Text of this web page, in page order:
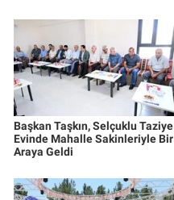
Başkan Taşkın, Selçuklu Taziye
Evinde Mahalle Sakinleriyle Bir
Araya Geldi